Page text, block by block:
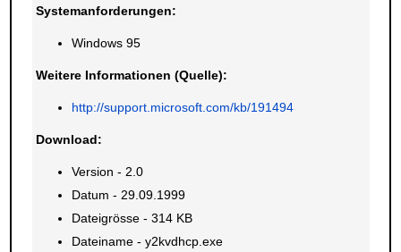
Systemanforderungen:
Windows 95
Weitere Informationen (Quelle):
http://support.microsoft.com/kb/191494
Download:
Version - 2.0
Datum - 29.09.1999
Dateigrösse - 314 KB
Dateiname - y2kvdhcp.exe